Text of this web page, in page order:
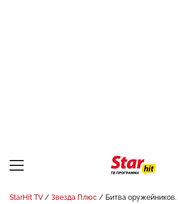
StarHit TV Звезда Плюс
Битва